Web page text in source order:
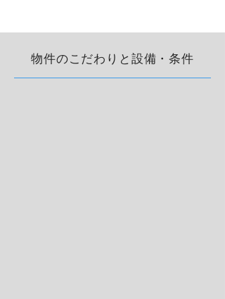
物件のこだわりと設備・条件